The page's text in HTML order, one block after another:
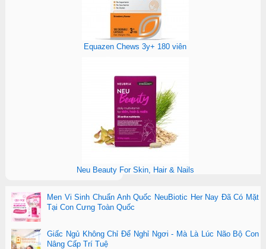
Equazen Chews 3y+ 180 viên
Neu Beauty For Skin, Hair & Nails
Men Vi Sinh Chuẩn Anh Quốc NeuBiotic Her Nay Đã Có Mặt
Tại Con Cưng Toàn Quốc
Giấc Ngủ Không Chỉ Để Nghỉ Ngơi - Mà Là Lúc Não Bộ Con
Nâng Cấp Trí Tuệ